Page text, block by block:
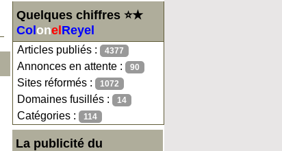
Quelques chiffres ⭐★
Col onel Reyel
Articles publiés : 4377
Annonces en attente : 90
Sites réformés : 1072
Domaines fusillés : 14
Catégories : 114
La publicité du